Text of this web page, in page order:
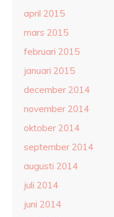
april 2015
mars 2015
februari 2015
januari 2015
december 2014
november 2014
oktober 2014
september 2014
augusti 2014
juli 2014
juni 2014